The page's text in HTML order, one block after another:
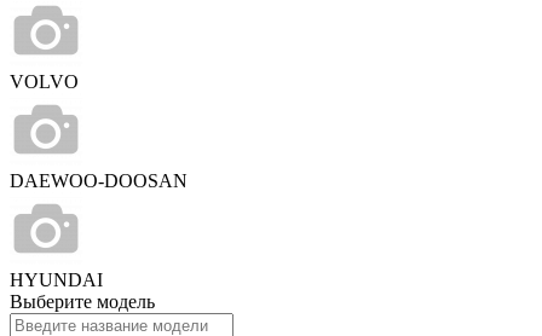
VOLVO
DAEWOO-DOOSAN
HYUNDAI
Выберите модель